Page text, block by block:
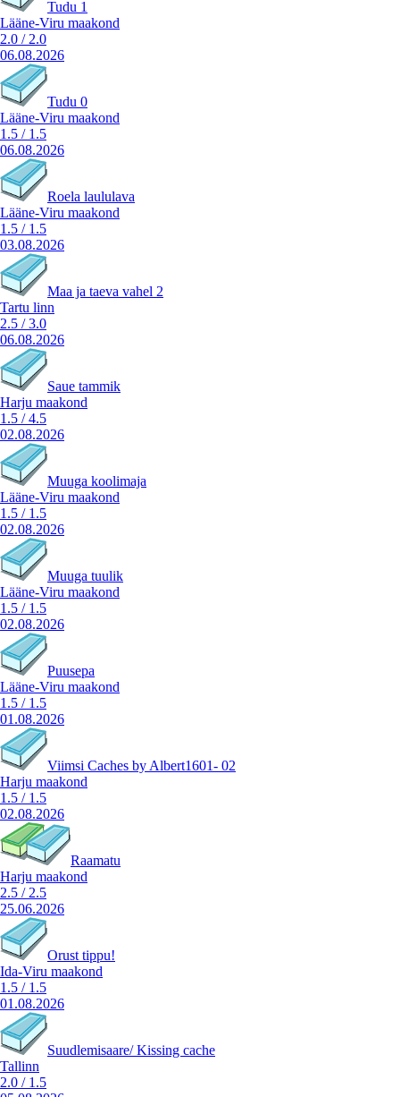
Tudu 1
Lääne-Viru maakond
2.0 / 2.0
06.08.2026
Tudu 0
Lääne-Viru maakond
1.5 / 1.5
06.08.2026
Roela laululava
Lääne-Viru maakond
1.5 / 1.5
03.08.2026
Maa ja taeva vahel 2
Tartu linn
2.5 /3.0
06.08.2026
Saue tammik
Harju maakond
1.5 /4.5
02.08.2026
Muuga koolimaja
Lääne-Viru maakond
1.5 / 1.5
02.08.2026
Muuga tuulik
Lääne-Viru maakond
1.5 / 1.5
02.08.2026
Puusepa
Lääne-Viru maakond
1.5 / 1.5
01.08.2026
Viimsi Caches by Albert1601- 02
Harju maakond
1.5 / 1.5
02.08.2026
Raamatu
Harju maakond
2.5 / 2.5
25.06.2026
Orust tippu!
Ida-Viru maakond
1.5 / 1.5
01.08.2026
Suudlemisaare/ Kissing cache
Tallinn
2.0 / 1.5